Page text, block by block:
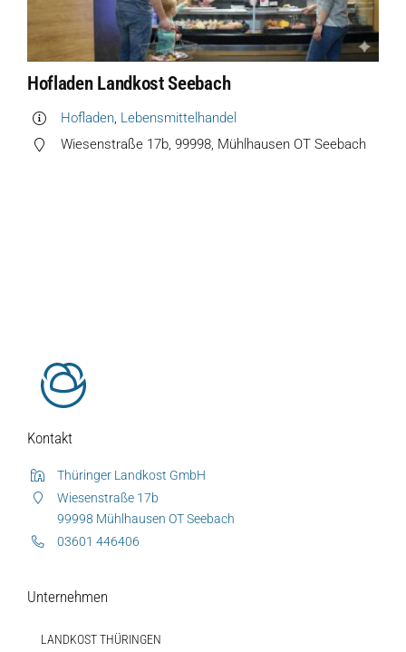
Hofladen Landkost Seebach
Hofladen, Lebensmittelhandel
Wiesenstraße 17b, 99998, Mühlhausen OT Seebach
Kontakt
Thüringer Landkost GmbH
Wiesenstraße 17b
99998 Mühlhausen OT Seebach
03601 446406
Unternehmen
LANDKOST THÜRINGEN
Hofladen Seebach
Verkaufswagen-Tour
Weitere Verkaufsstellen